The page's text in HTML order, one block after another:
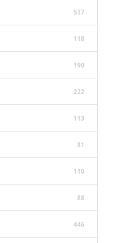
537
118
190
222
113
81
110
88
446